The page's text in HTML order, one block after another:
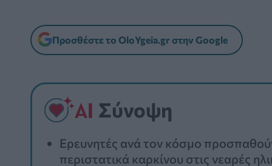
Προσθέστε το OloYgeia.gr στην Google
Σύνοψη
Ερευνητές ανά τον κόσμο
περιστατικά καρκίνου στις νεαρές